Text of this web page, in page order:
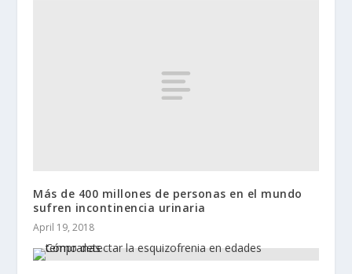
Más de 400 millones de personas en el mundo
sufren incontinencia urinaria
April 19, 2018